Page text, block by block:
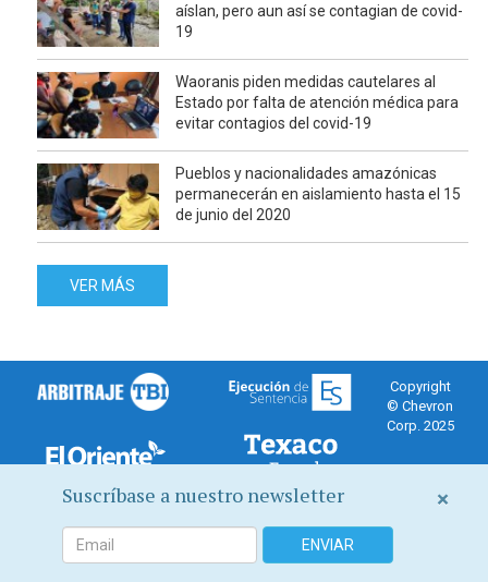
aíslan, pero aun así se contagian de covid-
19
Waoranis piden medidas cautelares al
Estado por falta de atención médica para
evitar contagios del covid-19
Pueblos y nacionalidades amazónicas
permanecerán en aislamiento hasta el 15
de junio del 2020
VER MÁS
×
Suscríbase a nuestro newsletter
Canal de Chevron Corporation sobre el fraude juidicial en su
Copyright
© Chevron
Corp. 2025